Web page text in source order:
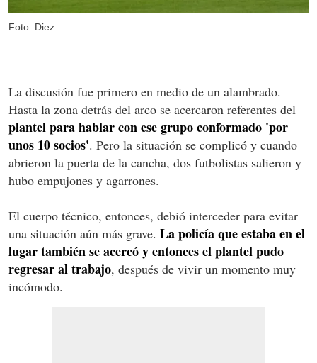
Foto: Diez
La discusión fue primero en medio de un alambrado.
Hasta la zona detrás del arco se acercaron referentes del
plantel para hablar con ese grupo conformado 'por
unos 10 socios'. Pero la situación se complicó y cuando
abrieron la puerta de la cancha, dos futbolistas salieron y
hubo empujones y agarrones.
El cuerpo técnico, entonces, debió interceder para evitar
una situación aún más grave. La policía que estaba en el
lugar también se acercó y entonces el plantel pudo
regresar al trabajo, después de vivir un momento muy
incómodo.